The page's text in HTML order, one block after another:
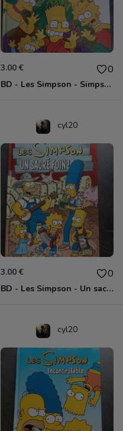
3.00 € 0
BD - Les Simpson - Simpsorama - Tome 15
cyl20
3.00 € 0
BD - Les Simpson - Un sacré foin - Tome 2
cyl20